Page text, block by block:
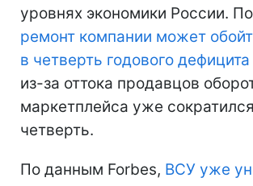
уровнях экономики России.
ремонт компании может
в четверть годового
из-за оттока продавцов
маркетплейса уже
четверть.
По данным Forbes, ВСУ уже